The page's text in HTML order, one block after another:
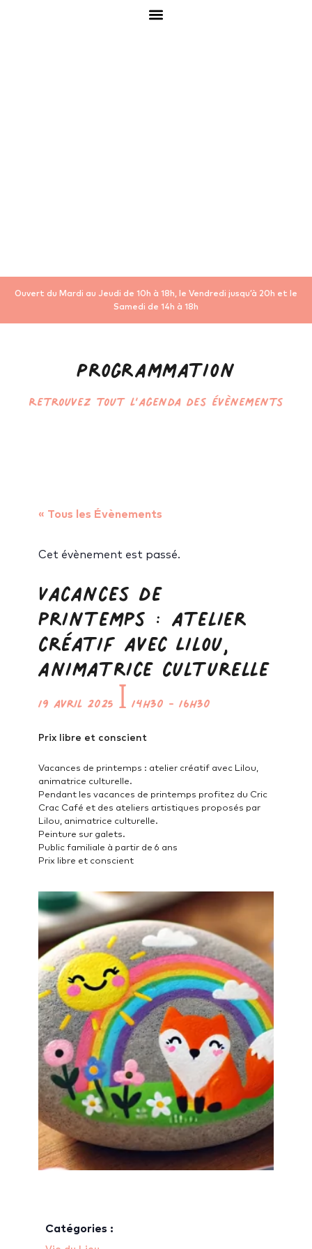
Ouvert du Mardi au Jeudi de 10h à 18h, le Vendredi jusqu’à 20h et le
Samedi de 14h à 18h
Programmation
Retrouvez tout l’agenda des évènements
« Tous les Évènements
Cet évènement est passé.
Vacances de
printemps : atelier
créatif avec Lilou,
animatrice culturelle
19 avril 2025 ꟾ 14h30 - 16h30
Prix libre et conscient
Vacances de printemps : atelier créatif avec Lilou,
animatrice culturelle.
Pendant les vacances de printemps profitez du Cric
Crac Café et des ateliers artistiques proposés par
Lilou, animatrice culturelle.
Peinture sur galets.
Public familiale à partir de 6 ans
Prix libre et conscient
Catégories :